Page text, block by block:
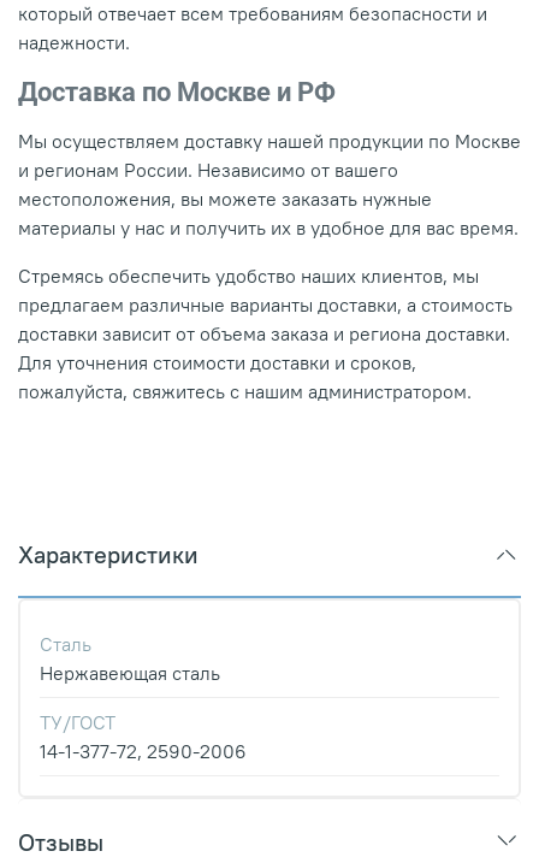
который отвечает всем требованиям безопасности и
надежности.
Доставка по Москве и РФ
Мы осуществляем доставку нашей продукции по Москве
и регионам России. Независимо от вашего
местоположения, вы можете заказать нужные
материалы у нас и получить их в удобное для вас время.
Стремясь обеспечить удобство наших клиентов, мы
предлагаем различные варианты доставки, а стоимость
доставки зависит от объема заказа и региона доставки.
Для уточнения стоимости доставки и сроков,
пожалуйста, свяжитесь с нашим администратором.
Характеристики
Сталь
Нержавеющая сталь
ТУ/ГОСТ
14-1-377-72, 2590-2006
Отзывы